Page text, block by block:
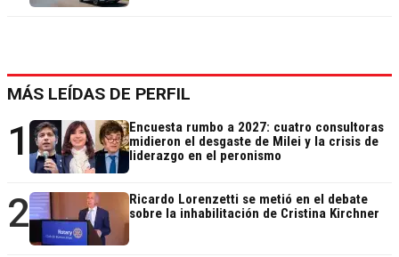
MÁS LEÍDAS DE PERFIL
1
Encuesta rumbo a 2027: cuatro consultoras
midieron el desgaste de Milei y la crisis de
liderazgo en el peronismo
2
Ricardo Lorenzetti se metió en el debate
sobre la inhabilitación de Cristina Kirchner